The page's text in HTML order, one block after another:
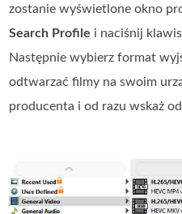
zostanie wyświetlone okno
Search Profile i naciśnij
Następnie wybierz format
odtwarzać filmy na swoim
producenta i od razu wskaż